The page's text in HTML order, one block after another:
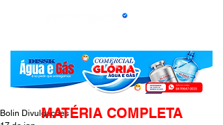
Bolin DivulgaçõesMATÉRIA COMPLETA